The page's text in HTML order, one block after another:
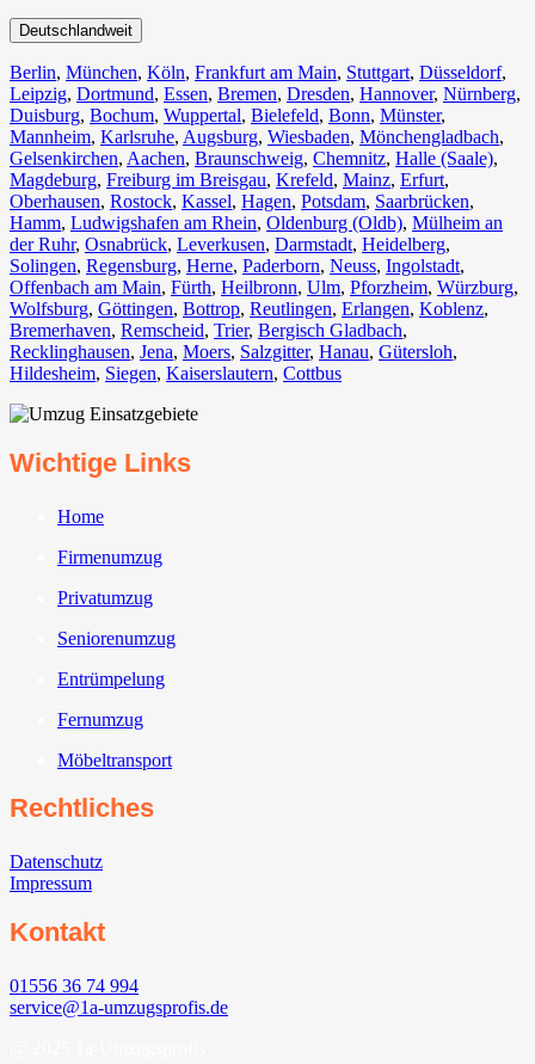
Deutschlandweit
Berlin⁠, München, Köln⁠, Frankfurt am Main, Stuttgart, Düsseldorf,
Leipzig, Dortmund, Essen, Bremen, Dresden, Hannover, Nürnberg,
Duisburg⁠, Bochum, Wuppertal⁠, Bielefeld⁠, Bonn⁠, Münster⁠,
Mannheim, Karlsruhe, Augsburg, Wiesbaden⁠, Mönchengladbach⁠,
Gelsenkirchen⁠, Aachen⁠, Braunschweig, Chemnitz⁠, Halle (Saale)⁠,
Magdeburg, Freiburg im Breisgau⁠, Krefeld⁠, Mainz⁠, Erfurt,
Oberhausen⁠, Rostock⁠, Kassel⁠, Hagen, Potsdam, Saarbrücken⁠,
Hamm, Ludwigshafen am Rhein⁠, Oldenburg (Oldb), Mülheim an
der Ruhr, Osnabrück⁠, Leverkusen, Darmstadt⁠, Heidelberg,
Solingen, Regensburg, Herne⁠, Paderborn, Neuss, Ingolstadt,
Offenbach am Main, Fürth⁠, Heilbronn, Ulm⁠, Pforzheim, Würzburg,
Wolfsburg⁠, Göttingen, Bottrop, Reutlingen, Erlangen⁠, Koblenz,
Bremerhaven⁠, Remscheid, Trier⁠, Bergisch Gladbach,
Recklinghausen, Jena⁠, Moers⁠, Salzgitter⁠, Hanau, Gütersloh,
Hildesheim⁠, Siegen⁠, Kaiserslautern⁠, Cottbus⁠
Wichtige Links
Home
Firmenumzug
Privatumzug
Seniorenumzug
Entrümpelung
Fernumzug
Möbeltransport
Rechtliches
Datenschutz
Impressum
Kontakt
01556 36 74 994
service@1a-umzugsprofis.de